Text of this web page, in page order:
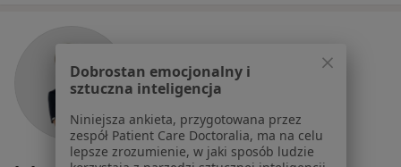
Dobrostan emocjonalny i
sztuczna inteligencja
Niniejsza ankieta, przygotowana przez
zespół Patient Care Doctoralia, ma na celu
lepsze zrozumienie, w jaki sposób ludzie